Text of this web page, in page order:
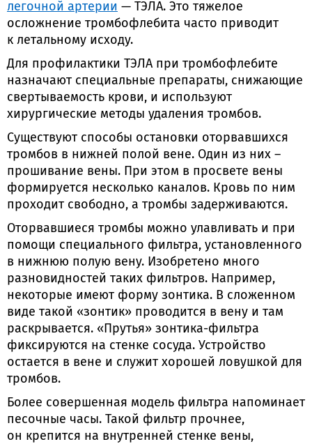
легочной артерии — ТЭЛА. Это тяжелое
осложнение тромбофлебита часто приводит
к летальному исходу.
Для профилактики ТЭЛА при тромбофлебите
назначают специальные препараты, снижающие
свертываемость крови, и используют
хирургические методы удаления тромбов.
Существуют способы остановки оторвавшихся
тромбов в нижней полой вене. Один из них –
прошивание вены. При этом в просвете вены
формируется несколько каналов. Кровь по ним
проходит свободно, а тромбы задерживаются.
Оторвавшиеся тромбы можно улавливать и при
помощи специального фильтра, установленного
в нижнюю полую вену. Изобретено много
разновидностей таких фильтров. Например,
некоторые имеют форму зонтика. В сложенном
виде такой «зонтик» проводится в вену и там
раскрывается. «Прутья» зонтика-фильтра
фиксируются на стенке сосуда. Устройство
остается в вене и служит хорошей ловушкой для
тромбов.
Более совершенная модель фильтра напоминает
песочные часы. Такой фильтр прочнее,
он крепится на внутренней стенке вены,